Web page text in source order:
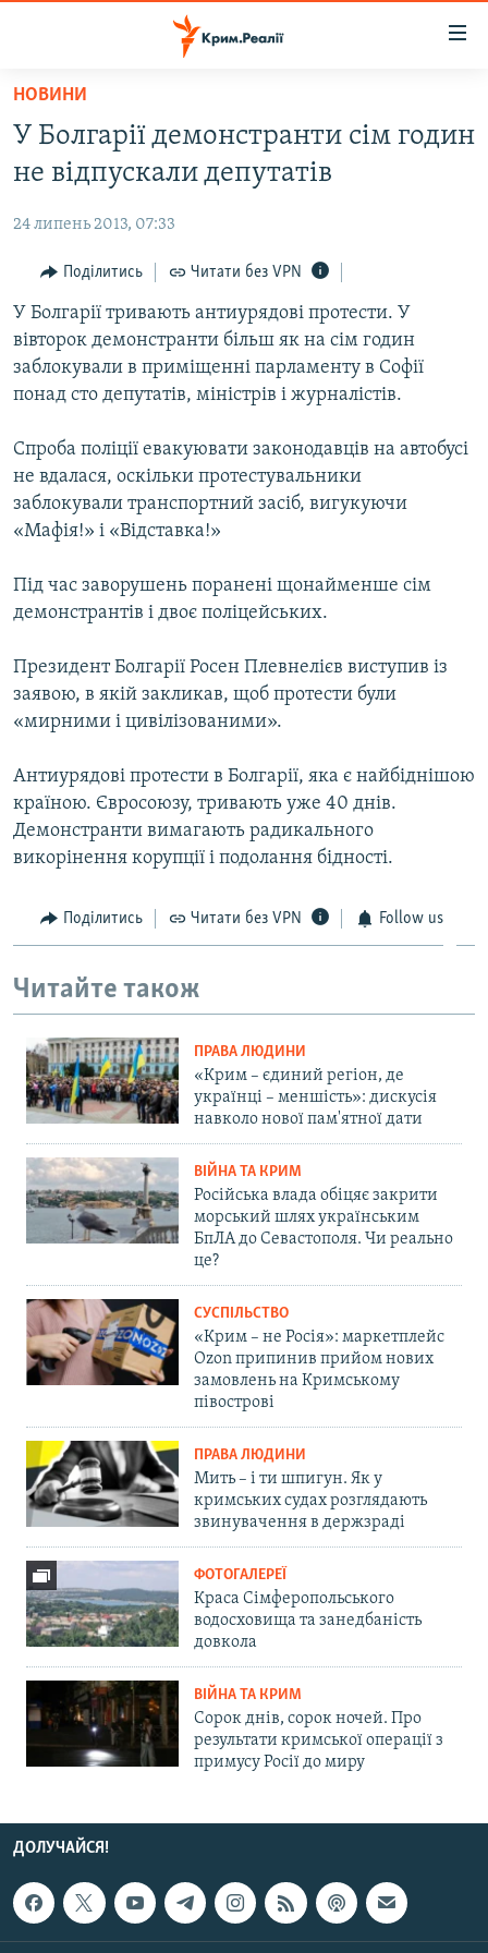
Перейти
основного
матеріалу
до
навігації
Перейти
до
пошуку
ВОДА.КРИМ
ВІДЕО ТА ФОТО
ПОЛІТИКА
БЛОГИ
ПОГЛЯД
ІНТЕРВ'Ю
ВСЕ ЗА ДЕНЬ
ДЕПОРТАЦІЯ
ВІДЕОУРОКИ «ELIFBE»
УКРАЇНСЬКА ПРОБЛЕМА КРИМУ
ІНФОГРАФІКА
ЯК ОБІЙТИ БЛОКУВАННЯ
Русский
ДОЛУЧАЙСЯ!
Усі сайти RFE/RL
НОВИНИ
У Болгарії демонстранти сім годин
не відпускали депутатів
24 липень 2013, 07:33
Поділитись Читати без VPN
У Болгарії тривають антиурядові протести. У
вівторок демонстранти більш як на сім годин
заблокували в приміщенні парламенту в Софії
понад сто депутатів, міністрів і журналістів.
Спроба поліції евакуювати законодавців на автобусі
не вдалася, оскільки протестувальники
заблокували транспортний засіб, вигукуючи
«Мафія!» і «Відставка!»
Під час заворушень поранені щонайменше сім
демонстрантів і двоє поліцейських.
Президент Болгарії Росен Плевнелієв виступив із
заявою, в якій закликав, щоб протести були
«мирними і цивілізованими».
Антиурядові протести в Болгарії, яка є найбіднішою
країною. Євросоюзу, тривають уже 40 днів.
Демонстранти вимагають радикального
викорінення корупції і подолання бідності.
Поділитись Читати без VPN Follow us
Читайте також
ПРАВА ЛЮДИНИ
«Крим – єдиний регіон, де
українці – меншість»: дискусія
навколо нової пам'ятної дати
ВІЙНА ТА КРИМ
Російська влада обіцяє закрити
морський шлях українським
БпЛА до Севастополя. Чи реально
це?
СУСПІЛЬСТВО
«Крим – не Росія»: маркетплейс
Ozon припинив прийом нових
замовлень на Кримському
півострові
ПРАВА ЛЮДИНИ
Мить – і ти шпигун. Як у
кримських судах розглядають
звинувачення в держзраді
ФОТОГАЛЕРЕЇ
Краса Сімферопольського
водосховища та занедбаність
довкола
ВІЙНА ТА КРИМ
Сорок днів, сорок ночей. Про
результати кримської операції з
примусу Росії до миру
ДОЛУЧАЙСЯ!